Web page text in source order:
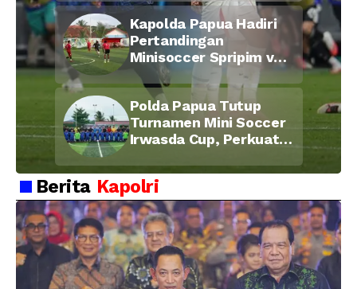
di Bulan Ramadan
Kapolda Papua Hadiri
Pertandingan
Minisoccer Spripim vs
Bid Propam, Pererat
Soliditas dan
Kebersamaan Personel
Polda Papua Tutup
Turnamen Mini Soccer
Irwasda Cup, Perkuat
Kebersamaan Personel
Berita Kapolri